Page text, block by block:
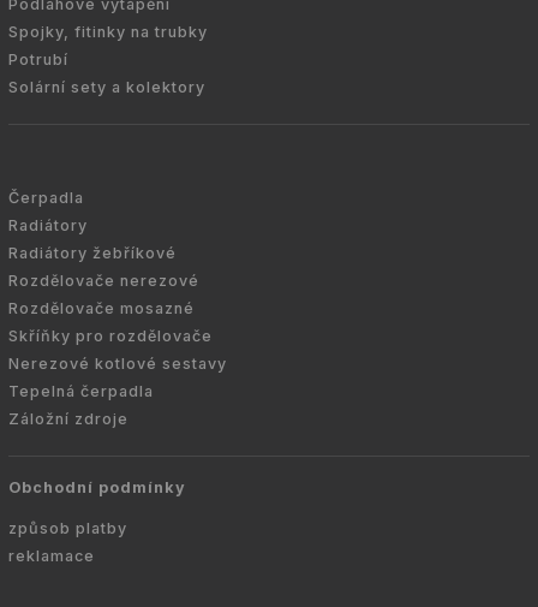
Podlahové vytápění
Spojky, fitinky na trubky
Potrubí
Solární sety a kolektory
Čerpadla
Radiátory
Radiátory žebříkové
Rozdělovače nerezové
Rozdělovače mosazné
Skříňky pro rozdělovače
Nerezové kotlové sestavy
Tepelná čerpadla
Záložní zdroje
Obchodní podmínky
způsob platby
reklamace